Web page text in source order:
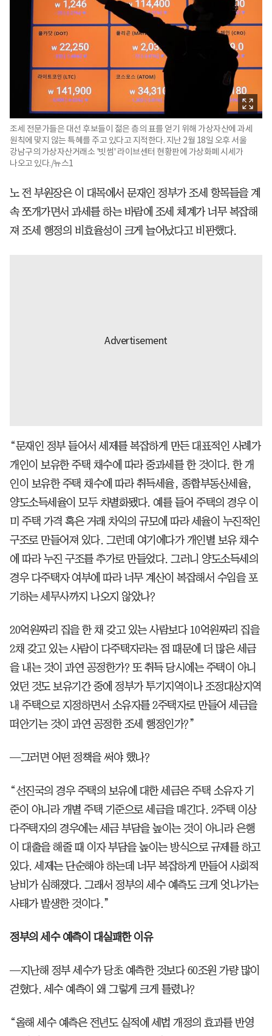
조세 전문가들은 대선 후보들이 젊은 층의 표를 얻기 위해 가상자산에 과세
원칙에 맞지 않는 특혜를 주고 있다고 지적한다. 지난 2월 18일 오후 서울
강남구의 가상자산거래소 '빗썸' 라이브센터 현황판에 가상화폐 시세가
나오고 있다./뉴스1
노 전 부원장은 이 대목에서 문재인 정부가 조세 항목들을 계
속 쪼개가면서 과세를 하는 바람에 조세 체계가 너무 복잡해
져 조세 행정의 비효율성이 크게 늘어났다고 비판했다.
“문재인 정부 들어서 세제를 복잡하게 만든 대표적인 사례가
개인이 보유한 주택 채수에 따라 중과세를 한 것이다. 한 개
인이 보유한 주택 채수에 따라 취득세율, 종합부동산세율,
양도소득세율이 모두 차별화됐다. 예를 들어 주택의 경우 이
미 주택 가격 혹은 거래 차익의 규모에 따라 세율이 누진적인
구조로 만들어져 있다. 그런데 여기에다가 개인별 보유 채수
에 따라 누진 구조를 추가로 만들었다. 그러니 양도소득세의
경우 다주택자 여부에 따라 너무 계산이 복잡해서 수임을 포
기하는 세무사까지 나오지 않았나?
20억원짜리 집을 한 채 갖고 있는 사람보다 10억원짜리 집을
2채 갖고 있는 사람이 다주택자라는 점 때문에 더 많은 세금
을 내는 것이 과연 공정한가? 또 취득 당시에는 주택이 아니
었던 것도 보유기간 중에 정부가 투기지역이나 조정대상지역
내 주택으로 지정하면서 소유자를 2주택자로 만들어 세금을
떠안기는 것이 과연 공정한 조세 행정인가?”
—그러면 어떤 정책을 써야 했나?
“선진국의 경우 주택의 보유에 대한 세금은 주택 소유자 기
준이 아니라 개별 주택 기준으로 세금을 매긴다. 2주택 이상
다주택자의 경우에는 세금 부담을 높이는 것이 아니라 은행
이 대출을 해줄 때 이자 부담을 높이는 방식으로 규제를 하고
있다. 세제는 단순해야 하는데 너무 복잡하게 만들어 사회적
낭비가 심해졌다. 그래서 정부의 세수 예측도 크게 엇나가는
사태가 발생한 것이다.”
정부의 세수 예측이 대실패한 이유
—지난해 정부 세수가 당초 예측한 것보다 60조원 가량 많이
걷혔다. 세수 예측이 왜 그렇게 크게 틀렸나?
“올해 세수 예측은 전년도 실적에 세법 개정의 효과를 반영